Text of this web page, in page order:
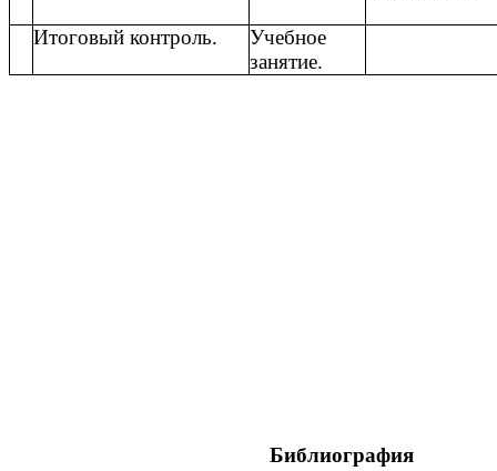
Итоговый контроль.
Учебное
занятие.
Библиография